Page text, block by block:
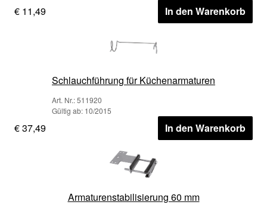
€ 11,49 In den Warenkorb
Schlauchführung für Küchenarmaturen
Art. Nr.: 511920
Gültig ab: 10/2015
€ 37,49 In den Warenkorb
Armaturenstabilisierung 60 mm